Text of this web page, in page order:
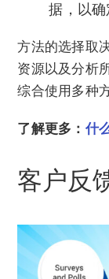
据，以确
方法的选择取
资源以及分析
综合使用多种
了解更多： 什
客户反